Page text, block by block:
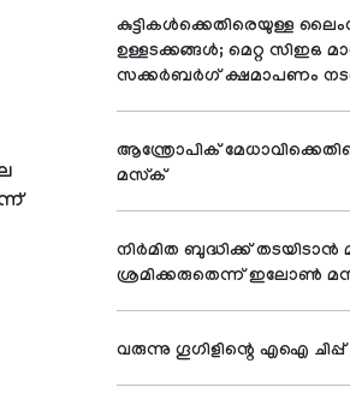
കുട്ടികള്‍ക്കെതിരെയുള്ള
ഉള്ളടക്കങ്ങള്‍; മെറ്റ സിഇഒ
സക്കര്‍ബര്‍ഗ് ക്ഷമാപണം
ആന്ത്രോപിക്
മസ്‌ക്
നിര്‍മിത ബുദ്ധിക്ക് തടയിടാന്‍
ശ്രമിക്കരുതെന്ന് ഇലോണ്‍
വരുന്നു ഗൂഗിളിന്റെ എഐ ചിപ്പ്